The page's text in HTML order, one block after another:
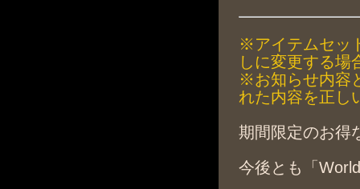
※アイテムセッ
しに変更する場
※お知らせ内容
れた内容を正し
期間限定のお得
今後とも「